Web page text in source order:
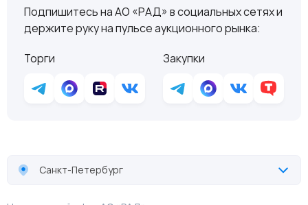
Подпишитесь на АО «РАД» в социальных сетях и
держите руку на пульсе аукционного рынка:
Торги
Закупки
Санкт-Петербург